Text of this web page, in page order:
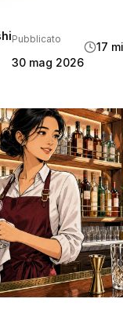
a domicilio
Pubblicato
30 mag 2026
17